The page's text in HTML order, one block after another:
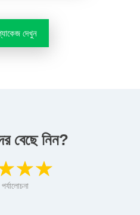
দেখুন
বেছে নিন?
পর্যালোচনা